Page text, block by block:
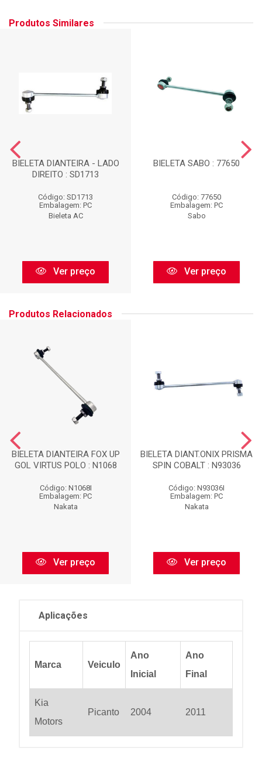
Produtos Similares
BIELETA DIANTEIRA - LADO
DIREITO : SD1713
Código: SD1713
Embalagem: PC
Bieleta AC
Ver preço
BIELETA SABO : 77650
Código: 77650
Embalagem: PC
Sabo
Ver preço
Produtos Relacionados
BIELETA DIANTEIRA FOX UP
GOL VIRTUS POLO : N1068
Código: N1068I
Embalagem: PC
Nakata
Ver preço
BIELETA DIANT.ONIX PRISMA
SPIN COBALT : N93036
Código: N93036I
Embalagem: PC
Nakata
Ver preço
Aplicações
Marca Veiculo
Ano
Inicial
Ano
Final
Kia
Motors
Picanto 2004 2011